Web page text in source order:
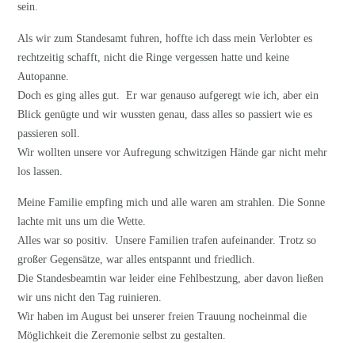
sein.
Als wir zum Standesamt fuhren, hoffte ich dass mein Verlobter es
rechtzeitig schafft, nicht die Ringe vergessen hatte und keine
Autopanne.
Doch es ging alles gut. Er war genauso aufgeregt wie ich, aber ein
Blick genügte und wir wussten genau, dass alles so passiert wie es
passieren soll.
Wir wollten unsere vor Aufregung schwitzigen Hände gar nicht mehr
los lassen.
Meine Familie empfing mich und alle waren am strahlen. Die Sonne
lachte mit uns um die Wette.
Alles war so positiv. Unsere Familien trafen aufeinander. Trotz so
großer Gegensätze, war alles entspannt und friedlich.
Die Standesbeamtin war leider eine Fehlbestzung, aber davon ließen
wir uns nicht den Tag ruinieren.
Wir haben im August bei unserer freien Trauung nocheinmal die
Möglichkeit die Zeremonie selbst zu gestalten.